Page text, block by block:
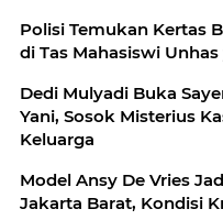
Polisi Temukan Kertas
di Tas Mahasiswi
Dedi Mulyadi Buka
Yani, Sosok Misterius
Keluarga
Model Ansy De Vries
Jakarta Barat, Kondisi